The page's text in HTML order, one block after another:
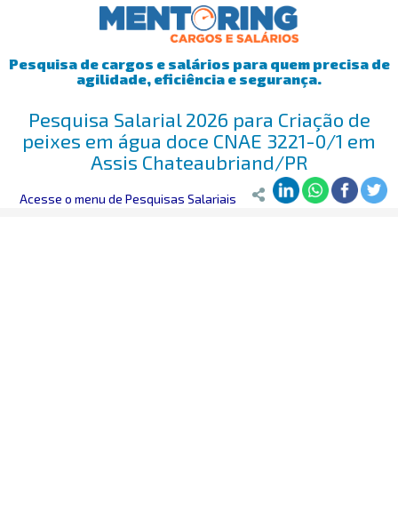
Pesquisa de cargos e salários para quem precisa de
agilidade, eficiência e segurança.
Pesquisa Salarial 2026 para Criação de
peixes em água doce CNAE 3221-0/1 em
Assis Chateaubriand/PR
Mentoring>Pesquisa Salarial>Assis Chateaubriand/PR>Criação
Acesse o menu de Pesquisas Salariais